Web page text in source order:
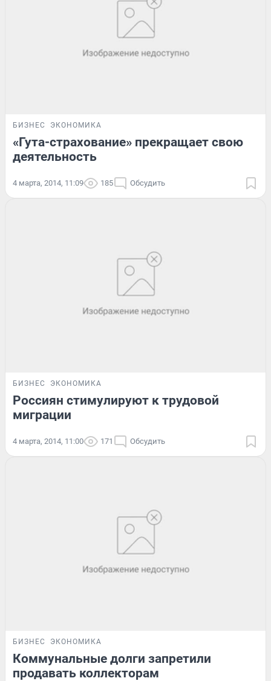
БИЗНЕС ЭКОНОМИКА
«Гута-страхование» прекращает свою
деятельность
4 марта, 2014, 11:09 185 Обсудить
БИЗНЕС ЭКОНОМИКА
Россиян стимулируют к трудовой
миграции
4 марта, 2014, 11:00 171 Обсудить
БИЗНЕС ЭКОНОМИКА
Коммунальные долги запретили
продавать коллекторам